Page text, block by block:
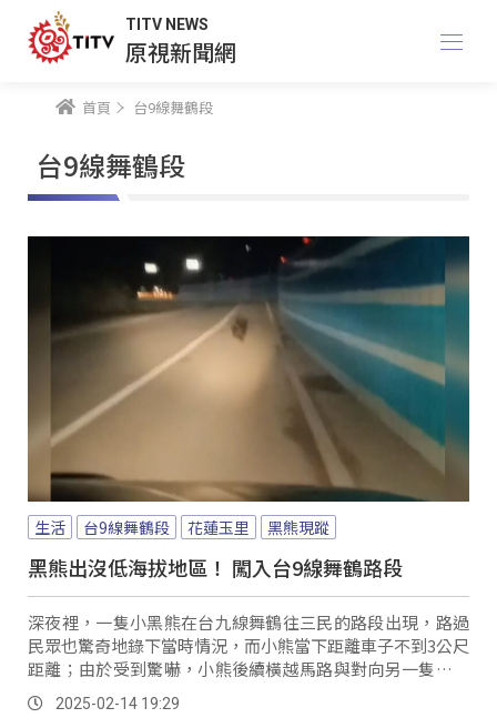
TITV NEWS
原視新聞網
首頁 台9線舞鶴段
台9線舞鶴段
生活 台9線舞鶴段 花蓮玉里 黑熊現蹤
黑熊出沒低海拔地區！ 闖入台9線舞鶴路段
深夜裡，一隻小黑熊在台九線舞鶴往三民的路段出現，路過
民眾也驚奇地錄下當時情況，而小熊當下距離車子不到3公尺
距離；由於受到驚嚇，小熊後續橫越馬路與對向另一隻大黑
熊會合後，就穿越護欄往秀姑巒溪河床移動，在地居民提
到，看到黑熊出沒在這麼低海拔的地方也是前所未見。
2025-02-14 19:29